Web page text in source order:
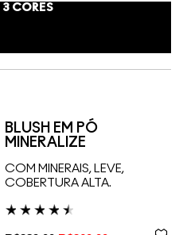
3CORES
BLUSH EM PÓ
MINERALIZE
COM MINERAIS, LEVE,
COBERTURA ALTA.